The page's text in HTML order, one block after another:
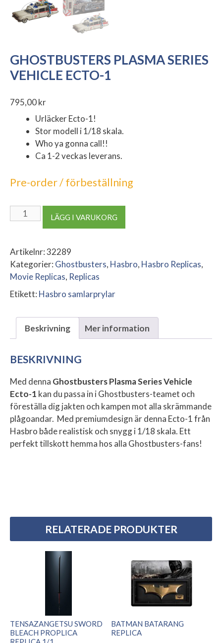
GHOSTBUSTERS PLASMA SERIES
VEHICLE ECTO-1
795,00kr
Urläcker Ecto-1!
Stor modell i 1/18 skala.
Who ya gonna call!!
Ca 1-2 veckas leverans.
Pre-order / förbeställning
Ghostbusters
Plasma
Vehicle
Ecto-
1
LÄGG I VARUKORG
Artikelnr:32289
Kategorier: Ghostbusters, Hasbro, Hasbro Replicas,
Movie Replicas, Replicas
Etikett: Hasbro samlarprylar
Beskrivning Mer information
BESKRIVNING
Med denna Ghostbusters Plasma Series Vehicle
Ecto-1 kan du passa in i Ghostbusters-teamet och
föreställa dig jakten och kampen mot alla skrämmande
plågoandar. Med premiumdesign är denna Ecto-1 från
Hasbro både realistisk och snygg i 1/18 skala. Ett
perfekt tillskott hemma hos alla Ghostbusters-fans!
RELATERADE PRODUKTER
TENSAZANGETSU SWORD
BLEACH PROPLICA
BATMAN BATARANG
REPLICA